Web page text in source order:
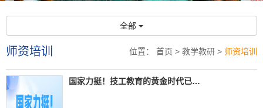
全部
师资培训 位置： 首页 > 教学教研 > 师资培训
国家力挺！技工教育的黄金时代已来，我们该如何踏上这趟快车？